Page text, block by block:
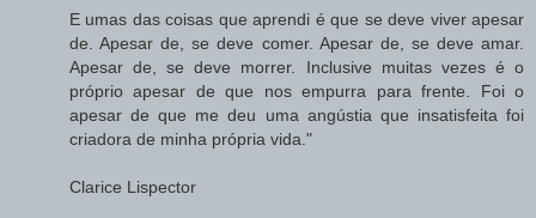
E umas das coisas que aprendi é que se deve viver apesar
de. Apesar de, se deve comer. Apesar de, se deve amar.
Apesar de, se deve morrer. Inclusive muitas vezes é o
próprio apesar de que nos empurra para frente. Foi o
apesar de que me deu uma angústia que insatisfeita foi
criadora de minha própria vida."
Clarice Lispector